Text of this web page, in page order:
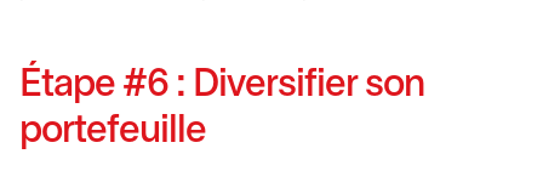
Étape #6 : Diversifier son
portefeuille